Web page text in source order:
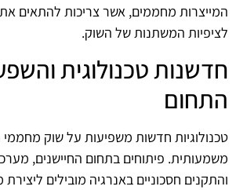
המייצרות מחממים, אשר צריכות להתאים
לציפיות המשתנות של השוק.
חדשנות טכנולוגית
התחום
טכנולוגיות חדשות משפיעות על שוק
משמעותית. פיתוחים בתחום החיישנים,
והתקנים חסכוניים באנרגיה מובילים